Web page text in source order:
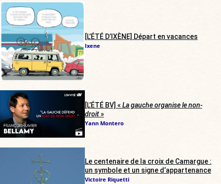
[L’ÉTÉ D’IXÈNE] Départ en vacances
Ixene
[L’ÉTÉ BV] « La gauche organise le non-
droit»
Yann Montero
Le centenaire de la croix de Camargue :
un symbole et un signe d’appartenance
Victoire Riquetti